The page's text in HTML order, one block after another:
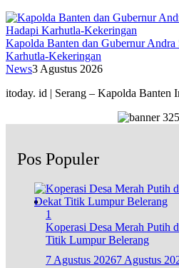
Kapolda Banten dan Gubernur
Karhutla-Kekeringan
News3 Agustus 2026
itoday. id | Serang – Kapolda Banten
Pos Populer
1
Koperasi Desa Merah Putih
Titik Lumpur Belerang
7 Agustus 20267 Agustus